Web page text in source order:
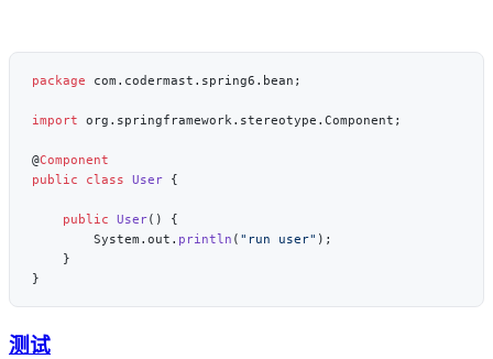
package
import
@
public class User
    public
User
        System.out.
println ( "run user"
测试